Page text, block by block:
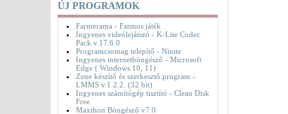
ÚJ PROGRAMOK
Farmerama - Farmos játék
Ingyenes videólejátszó - K-Lite Codec
Pack v.17.6.0
Programcsomag telepítő - Ninite
Ingyenes internetböngésző - Microsoft
Edge ( Windows 10, 11)
Zene készítő és szerkesztő program -
LMMS v.1.2.2. (32 bit)
Ingyenes számítógép tisztító - Clean Disk
Free
Maxthon Böngésző v7.0